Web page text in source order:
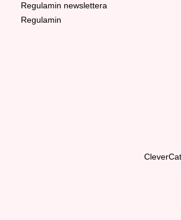
Regulamin newslettera
Regulamin